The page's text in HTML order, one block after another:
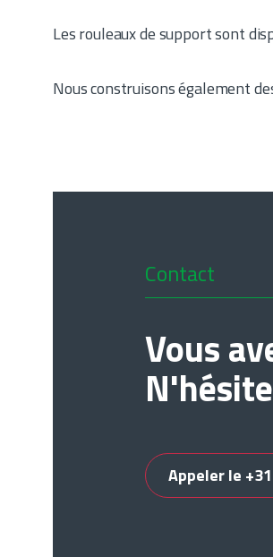
Les rouleaux de support sont
Nous construisons également
Contact
Vous
Appeler le